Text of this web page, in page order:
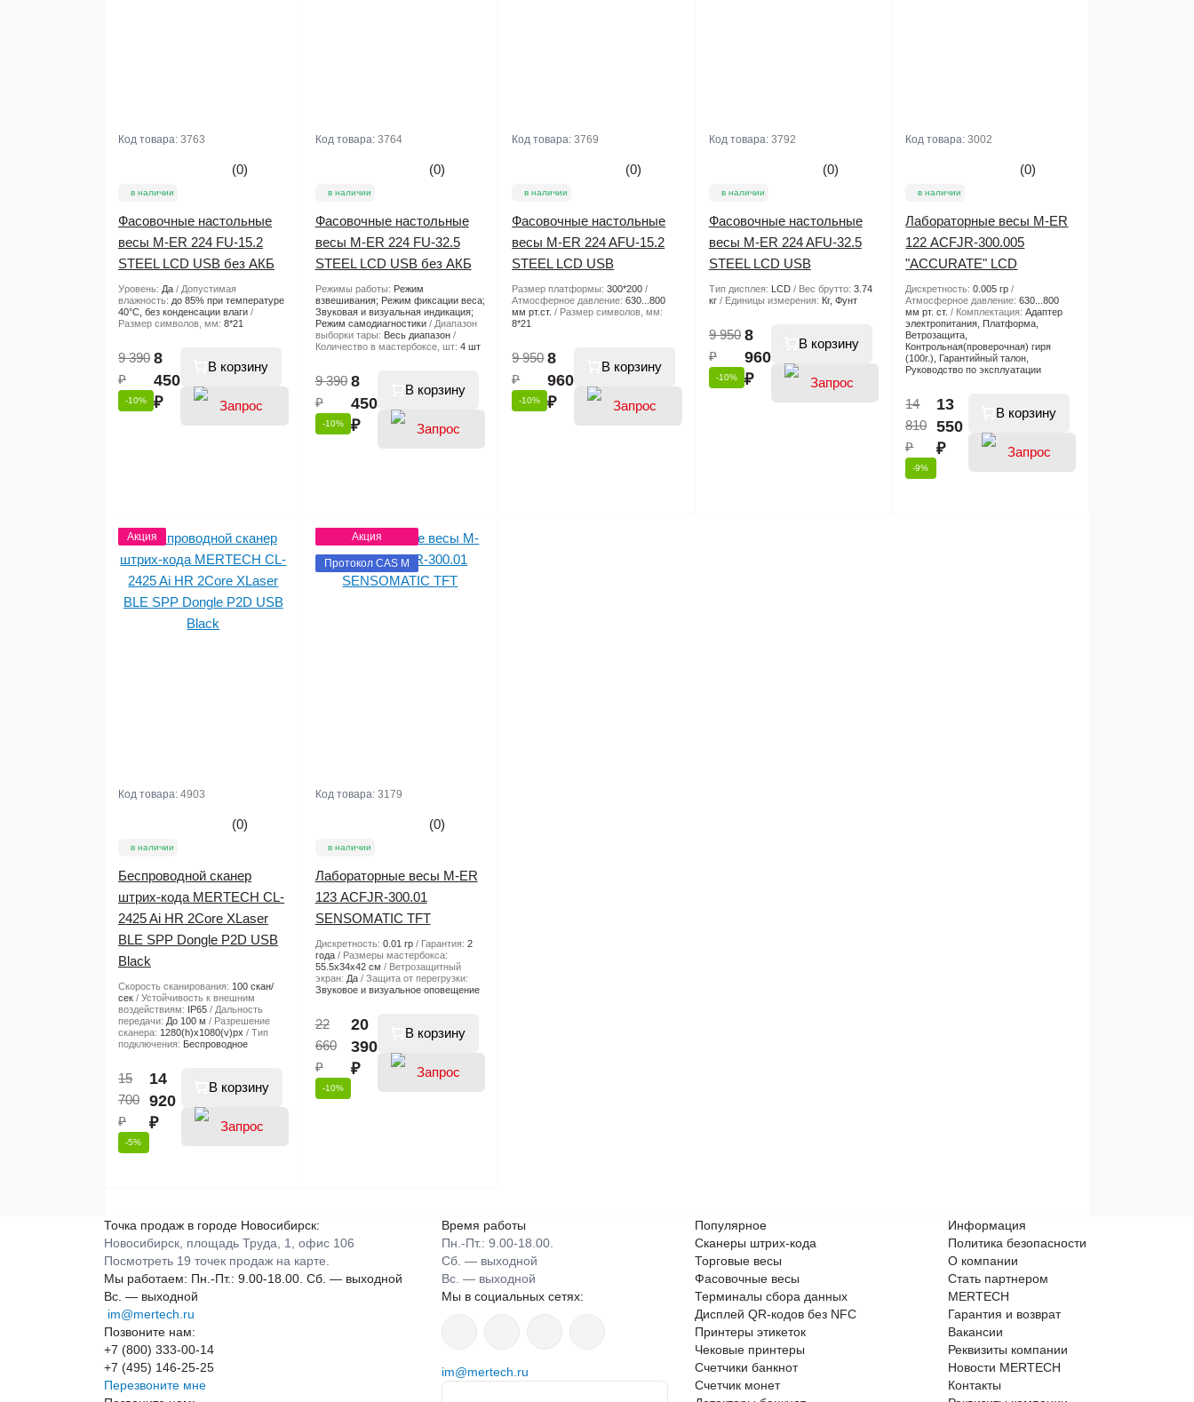
Код товара: 3763
(0)
в наличии
Фасовочные настольные
весы M-ER 224 FU-15.2
STEEL LCD USB без АКБ
Уровень: Да
Допустимая
влажность: до 85% при температуре
40°С, без конденсации влаги
Размер символов, мм: 8*21
9 390
₽
-10%
8
450
₽
В корзину
Код товара: 3764
(0)
в наличии
Фасовочные настольные
весы M-ER 224 FU-32.5
STEEL LCD USB без АКБ
Режимы работы: Режим
взвешивания; Режим фиксации веса;
Звуковая и визуальная индикация;
Режим самодиагностики
Диапазон
выборки тары: Весь диапазон
Количество в мастербоксе, шт: 4 шт
9 390
₽
-10%
8
450
₽
В корзину
цены
Код товара:3769
(0)
в наличии
Фасовочные настольные
весы M-ER 224 AFU-15.2
STEEL LCD USB
Размер платформы:300*200
Атмосферное давление:630...800
мм рт.ст.
Размер символов, мм:
8*21
9 950
₽
-10%
8
960
₽
В корзину
Код товара: 3792
(0)
в наличии
Фасовочные настольные
весы M-ER 224 AFU-32.5
STEEL LCD USB
Тип дисплея: LCD Вес брутто: 3.74
кг
Единицы измерения: Кг, Фунт
9 950
₽
-10%
8
960
₽
В корзину
Код товара:3002
(0)
в наличии
Лабораторные весы M-ER
122 АCFJR-300.005
"ACCURATE" LСD
Дискретность:0.005 гр
Атмосферное давление:630...800
мм рт. ст.
Комплектация:Адаптер
электропитания, Платформа,
Ветрозащита,
Контрольная(проверочная) гиря
(100г.), Гарантийный талон,
Руководство по эксплуатации
14
810
₽
-9%
13
550
₽
В корзину
Акция
Код товара: 4903
(0)
в наличии
Беспроводной сканер
штрих-кода MERTECH CL-
2425 Ai HR 2Core XLaser
BLE SPP Dongle P2D USB
Black
Скорость сканирования: 100 скан/
сек
Устойчивость к внешним
воздействиям: IP65
Дальность
передачи: До 100 м
Разрешение
сканера: 1280(h)х1080(v)px
Тип
подключения: Беспроводное
15
700
₽
-5%
14
920
₽
В корзину
цены
Акция
Протокол CAS M
Код товара: 3179
(0)
в наличии
Лабораторные весы M-ER
123 АCFJR-300.01
SENSOMATIC TFT
Дискретность: 0.01 гр Гарантия: 2
года
Размеры мастербокса:
55.5х34х42 см
Ветрозащитный
экран: Да
Защита от перегрузки:
Звуковое и визуальное оповещение
22
660
₽
-10%
20
390
₽
В корзину
Точка продаж в городе Новосибирск:
Новосибирск, площадь Труда, 1, офис 106
Посмотреть 19 точек продаж на карте.
Мы работаем: Пн.-Пт.: 9.00-18.00. Сб. — выходной
Вс. — выходной
im@mertech.ru
Позвоните нам:
+7 (800) 333-00-14
+7 (495) 146-25-25
Перезвоните мне
Время работы
Пн.-Пт.: 9.00-18.00.
Сб. — выходной
Вс. — выходной
Мы в социальных сетях:
im@mertech.ru
Популярное
Сканеры штрих-кода
Торговые весы
Фасовочные весы
Терминалы сбора данных
Дисплей QR-кодов без NFC
Принтеры этикеток
Чековые принтеры
Счетчики банкнот
Счетчик монет
Информация
Политика безопасности
О компании
Стать партнером
MERTECH
Гарантия и возврат
Вакансии
Реквизиты компании
Новости MERTECH
Контакты